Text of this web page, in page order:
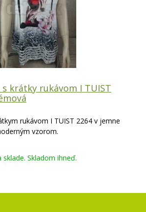
krátky rukávom I TUIST
rukávom I TUIST 2264 v jemne
vzorom.
sklade. Skladom ihneď.